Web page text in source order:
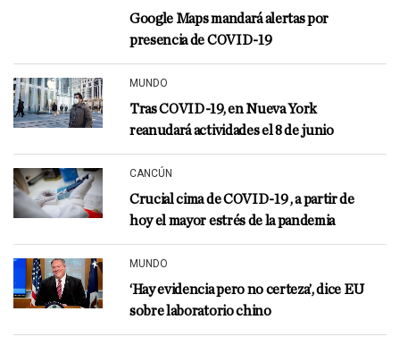
Google Maps mandará alertas por
presencia de COVID-19
MUNDO
Tras COVID-19, en Nueva York
reanudará actividades el 8 de junio
CANCÚN
Crucial cima de COVID-19 , a partir de
hoy el mayor estrés de la pandemia
MUNDO
‘Hay evidencia pero no certeza’, dice EU
sobre laboratorio chino